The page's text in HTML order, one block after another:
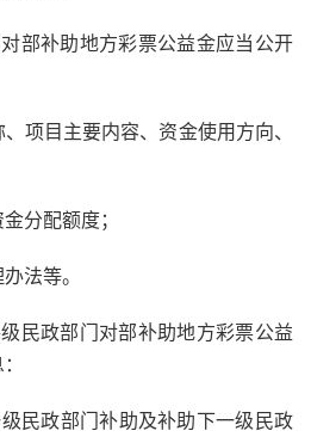
补助地方彩票公益金应当公开
目主要内容、资金使用方向、
分配额度；
法等。
政部门对部补助地方彩票公益
政部门补助及补助下一级民政